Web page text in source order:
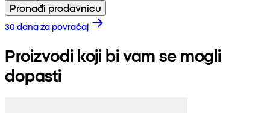
Pronađi prodavnicu
30 dana za povraćaj
Proizvodi koji bi vam se mogli
dopasti